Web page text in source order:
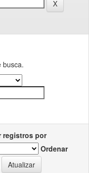
busca.
registros por
Ordenar